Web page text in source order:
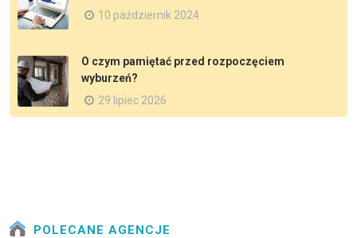
10 październik 2024
O czym pamiętać przed rozpoczęciem
wyburzeń?
29 lipiec 2026
POLECANE AGENCJE